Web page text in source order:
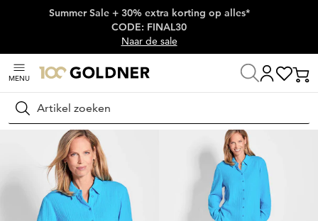
Skip naar hoofdinhoud
Summer Sale + 30% extra korting op alles*
CODE: FINAL30
Naar de sale
MENU
Zoeken
Thuis Damesmode